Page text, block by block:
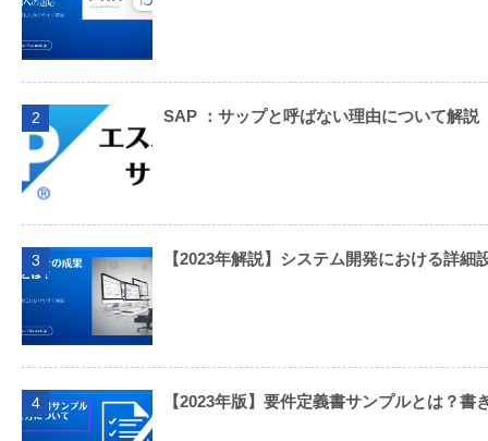
2 SAP ：サップと呼ばない理由について解説
3 【2023年解説】システム開発における詳細
4 【2023年版】要件定義書サンプルとは？書